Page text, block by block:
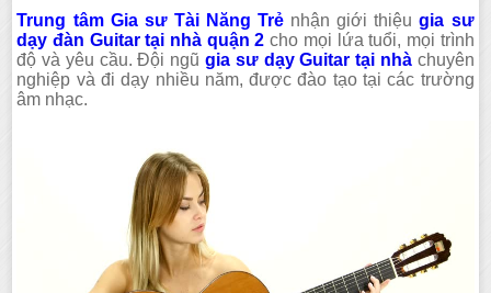
Trung tâm Gia sư Tài Năng Trẻ nhận giới thiệu gia sư
dạy đàn Guitar tại nhà quận 2cho mọi lứa tuổi, mọi trình
độ và yêu cầu. Đội ngũ gia sư dạy Guitar tại nhà chuyên
nghiệp và đi dạy nhiều năm, được đào tạo tại các trường
âm nhạc.